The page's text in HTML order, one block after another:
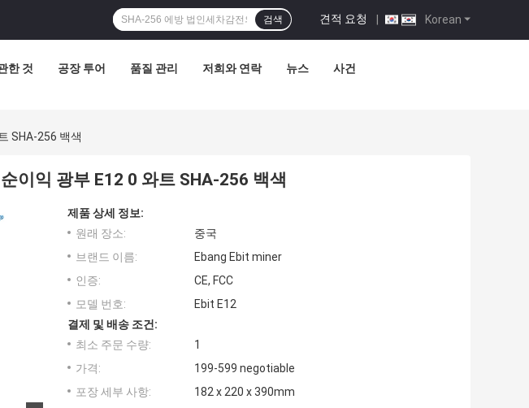
Korean
견적 요청 |
검색
한 것 공장 투어 품질 관리 저희와 연락 뉴스 사건
SHA-256 백색
이익 광부 E12 0 와트 SHA-256 백색
제품 상세 정보:
원래 장소:
중국
브랜드 이름:
Ebang Ebit miner
인증:
CE, FCC
모델 번호:
Ebit E12
결제 및 배송 조건:
최소 주문 수량:
1
가격:
199-599 negotiable
포장 세부 사항:
182 x 220 x 390mm